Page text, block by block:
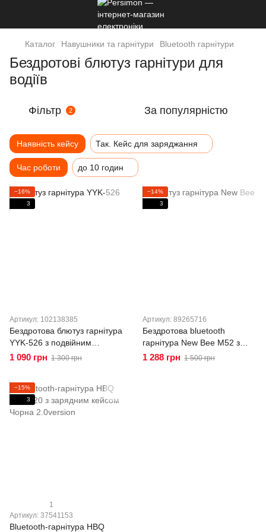
Каталог Навушники та гарнітури Bluetooth гарнітури
Бездротові блютуз гарнітури для
водіїв
Фільтр 2 За популярністю
Наявність кейсу Так. Кейс для заряджання
Час роботи до 10 годин
−16%
3
Артикул: 102138385
Бездротова блютуз гарнітура
YYK-526 з подвійним
мікрофоном,
адаптером bluetooth
1 090 грн 1 300 грн
−14%
3
Артикул: 89265716
Бездротова bluetooth
гарнітура New Bee M52 з
шумопоглинанням та
1 288 грн 1 500 грн
−15%
3
1
Артикул: 37541153
Bluetooth-гарнітура HBQ